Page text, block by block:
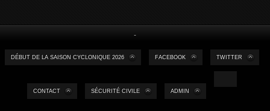
-
DÉBUT DE LA SAISON CYCLONIQUE 2026 FACEBOOK TWITTER
CONTACT SÉCURITÉ CIVILE ADMIN